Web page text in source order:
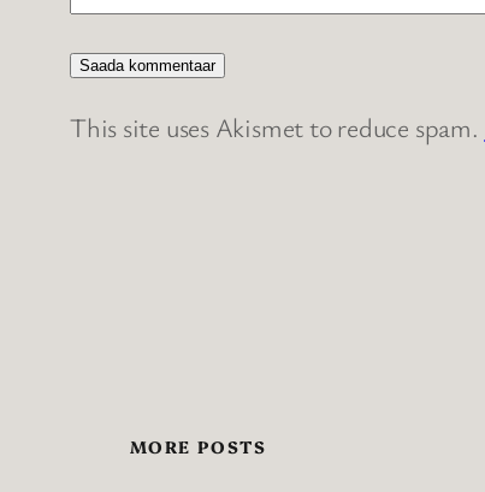
This site uses Akismet to reduce spam.
MORE POSTS